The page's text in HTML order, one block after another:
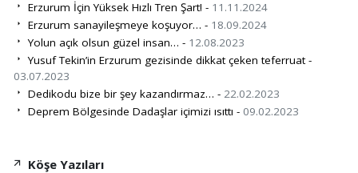
Erzurum İçin Yüksek Hızlı Tren Şart! - 11.11.2024
Erzurum sanayileşmeye koşuyor… - 18.09.2024
Yolun açık olsun güzel insan… - 12.08.2023
Yusuf Tekin’in Erzurum gezisinde dikkat çeken teferruat -
03.07.2023
Dedikodu bize bir şey kazandırmaz… - 22.02.2023
Deprem Bölgesinde Dadaşlar içimizi ısıttı - 09.02.2023
Köşe Yazıları